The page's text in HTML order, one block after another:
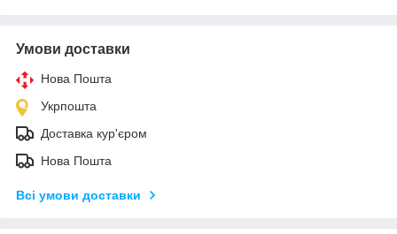
Умови доставки
Нова Пошта
Укрпошта
Доставка кур'єром
Нова Пошта
Всі умови доставки